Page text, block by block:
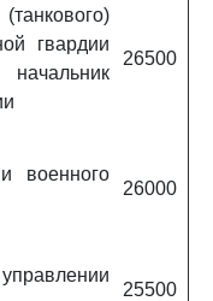
гвардии
26500
военного
26000
25500